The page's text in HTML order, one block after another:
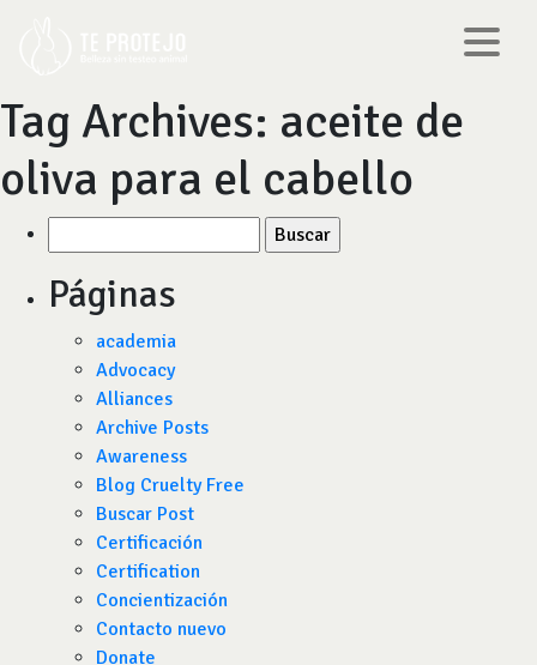
Tag Archives: aceite de
oliva para el cabello
por:
Páginas
academia
Advocacy
Alliances
Archive Posts
Awareness
Blog Cruelty Free
Buscar Post
Certificación
Certification
Concientización
Contacto nuevo
Donate